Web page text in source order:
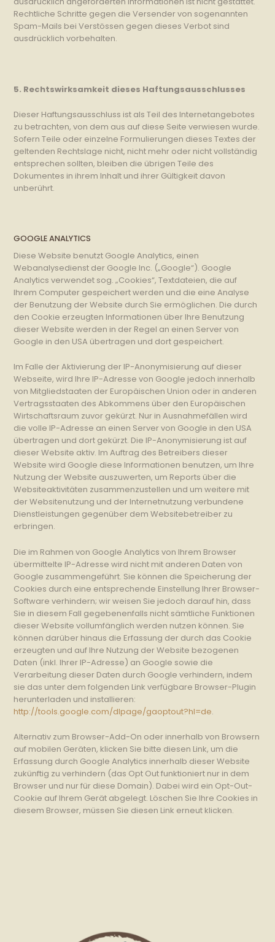
Rechtliche Schritte gegen die Versender von sogenannten
Spam-Mails bei Verstössen gegen dieses Verbot sind
ausdrücklich vorbehalten.
5. Rechtswirksamkeit dieses Haftungsausschlusses
Dieser Haftungsausschluss ist als Teil des Internetangebotes
zu betrachten, von dem aus auf diese Seite verwiesen wurde.
Sofern Teile oder einzelne Formulierungen dieses Textes der
geltenden Rechtslage nicht, nicht mehr oder nicht vollständig
entsprechen sollten, bleiben die übrigen Teile des
Dokumentes in ihrem Inhalt und ihrer Gültigkeit davon
unberührt.
GOOGLE ANALYTICS
Diese Website benutzt Google Analytics, einen
Webanalysedienst der Google Inc. („Google“). Google
Analytics verwendet sog. „Cookies“, Textdateien, die auf
Ihrem Computer gespeichert werden und die eine Analyse
der Benutzung der Website durch Sie ermöglichen. Die durch
den Cookie erzeugten Informationen über Ihre Benutzung
dieser Website werden in der Regel an einen Server von
Google in den USA übertragen und dort gespeichert.
Im Falle der Aktivierung der IP-Anonymisierung auf dieser
Webseite, wird Ihre IP-Adresse von Google jedoch innerhalb
von Mitgliedstaaten der Europäischen Union oder in anderen
Vertragsstaaten des Abkommens über den Europäischen
Wirtschaftsraum zuvor gekürzt. Nur in Ausnahmefällen wird
die volle IP-Adresse an einen Server von Google in den USA
übertragen und dort gekürzt. Die IP-Anonymisierung ist auf
dieser Website aktiv. Im Auftrag des Betreibers dieser
Website wird Google diese Informationen benutzen, um Ihre
Nutzung der Website auszuwerten, um Reports über die
Websiteaktivitäten zusammenzustellen und um weitere mit
der Websitenutzung und der Internetnutzung verbundene
Dienstleistungen gegenüber dem Websitebetreiber zu
erbringen.
Die im Rahmen von Google Analytics von Ihrem Browser
übermittelte IP-Adresse wird nicht mit anderen Daten von
Google zusammengeführt. Sie können die Speicherung der
Cookies durch eine entsprechende Einstellung Ihrer Browser-
Software verhindern; wir weisen Sie jedoch darauf hin, dass
Sie in diesem Fall gegebenenfalls nicht sämtliche Funktionen
dieser Website vollumfänglich werden nutzen können. Sie
können darüber hinaus die Erfassung der durch das Cookie
erzeugten und auf Ihre Nutzung der Website bezogenen
Daten (inkl. Ihrer IP-Adresse) an Google sowie die
Verarbeitung dieser Daten durch Google verhindern, indem
sie das unter dem folgenden Link verfügbare Browser-Plugin
herunterladen und installieren:
http://tools.google.com/dlpage/gaoptout?hl=de.
Alternativ zum Browser-Add-On oder innerhalb von Browsern
auf mobilen Geräten, klicken Sie bitte diesen Link, um die
Erfassung durch Google Analytics innerhalb dieser Website
zukünftig zu verhindern (das Opt Out funktioniert nur in dem
Browser und nur für diese Domain). Dabei wird ein Opt-Out-
Cookie auf Ihrem Gerät abgelegt. Löschen Sie Ihre Cookies in
diesem Browser, müssen Sie diesen Link erneut klicken.